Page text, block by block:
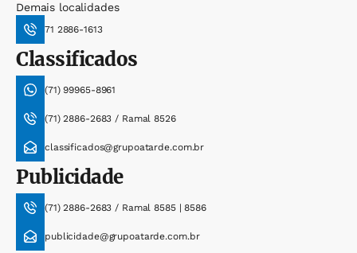
Demais localidades
71 2886-1613
Classificados
(71) 99965-8961
(71) 2886-2683 / Ramal 8526
classificados@grupoatarde.com.br
Publicidade
(71) 2886-2683 / Ramal 8585 | 8586
publicidade@grupoatarde.com.br